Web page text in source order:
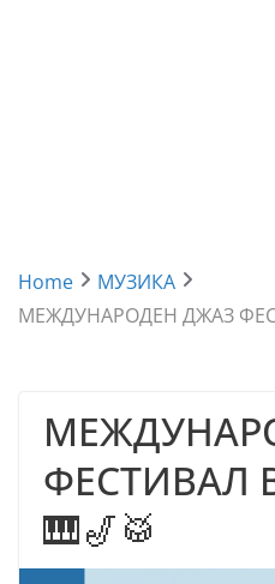
Home
МУЗИКА
МЕЖДУНАРОДЕН ДЖАЗ
ФЕСТИВАЛ
🎹🎷🥁